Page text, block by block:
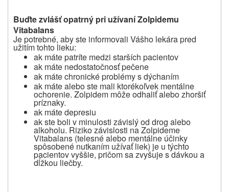
Buďte zvlášť opatrný pri užívaní Zolpidemu
Vitabalans
Je potrebné, aby ste informovali Vášho lekára pred
užitím tohto lieku:
ak máte patríte medzi starších pacientov
ak máte nedostatočnosť pečene
ak máte chronické problémy s dýchaním
ak máte alebo ste mali ktorékoľvek mentálne
ochorenie. Zolpidem môže odhaliť alebo zhoršiť
príznaky.
ak máte depresiu
ak ste boli v minulosti závislý od drog alebo
alkoholu. Riziko závislosti na Zolpideme
Vitabalans (telesné alebo mentálne účinky
spôsobené nutkaním užívať liek) je u týchto
pacientov vyššie, pričom sa zvyšuje sdávkou a
dĺžkou liečby.